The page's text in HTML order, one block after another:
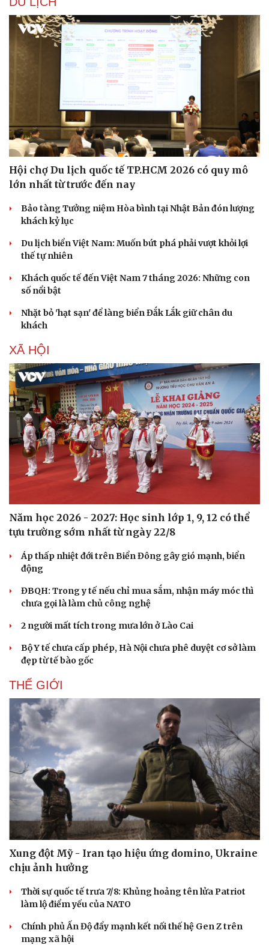
Du lịch
check-in
Podcast
Câu chuyện thời sự
Cửa sổ tình yêu
Kể chuyện cho bé
Hội chợ Du lịch quốc tế TP.HCM 2026 có quy mô
lớn nhất từ trước đến nay
Bảo tàng Tưởng niệm Hòa bình tại Nhật Bản đón lượng
khách kỷ lục
Du lịch biển Việt Nam: Muốn bứt phá phải vượt khỏi lợi
thế tự nhiên
Khách quốc tế đến Việt Nam 7 tháng 2026: Những con
số nổi bật
Nhặt bỏ 'hạt sạn' để làng biển Đắk Lắk giữ chân du
khách
XÃ HỘI
Năm học 2026 - 2027: Học sinh lớp 1, 9, 12 có thể
tựu trường sớm nhất từ ngày 22/8
Áp thấp nhiệt đới trên Biển Đông gây gió mạnh, biển
động
ĐBQH: Trong y tế nếu chỉ mua sắm, nhận máy móc thì
chưa gọi là làm chủ công nghệ
2 người mất tích trong mưa lớn ở Lào Cai
Bộ Y tế chưa cấp phép, Hà Nội chưa phê duyệt cơ sở làm
đẹp từ tế bào gốc
THẾ GIỚI
Xung đột Mỹ - Iran tạo hiệu ứng domino, Ukraine
chịu ảnh hưởng
Thời sự quốc tế trưa 7/8: Khủng hoảng tên lửa Patriot
làm lộ điểm yếu của NATO
Chính phủ Ấn Độ đẩy mạnh kết nối thế hệ Gen Z trên
mạng xã hội